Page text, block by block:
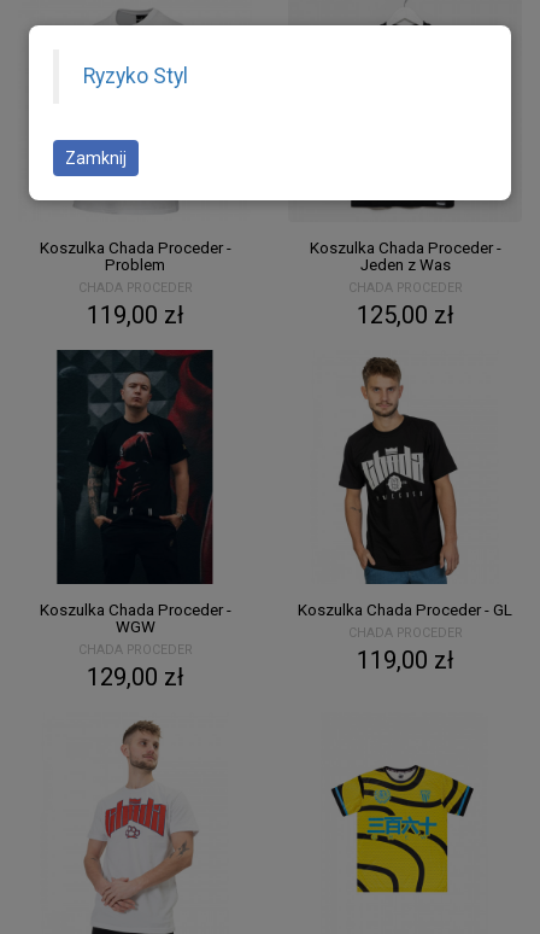
Ryzyko Styl
Zamknij
Koszulka Chada Proceder -
Problem
CHADA PROCEDER
119,00 zł
Koszulka Chada Proceder -
Jeden z Was
CHADA PROCEDER
125,00 zł
Koszulka Chada Proceder -
WGW
CHADA PROCEDER
129,00 zł
Koszulka Chada Proceder - GL
CHADA PROCEDER
119,00 zł